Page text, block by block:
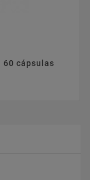
60 cápsulas